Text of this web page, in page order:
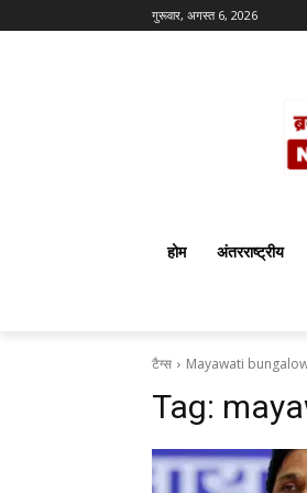
गुरूवार, अगस्त 6, 2026
होम अंतरराष्ट्रीय
टैग्स Mayawati
Tag: